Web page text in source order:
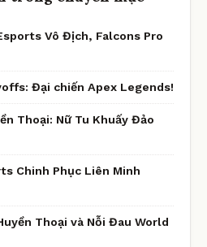
Vô Địch, Falcons Pro
Đại chiến Apex Legends!
Thoại: Nữ Tu Khuấy Đảo
Chinh Phục Liên Minh
Thoại và Nỗi Đau World